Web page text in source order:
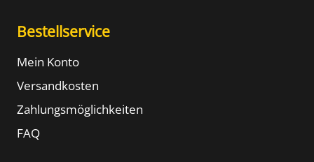
Bestellservice
Mein Konto
Versandkosten
Zahlungsmöglichkeiten
FAQ